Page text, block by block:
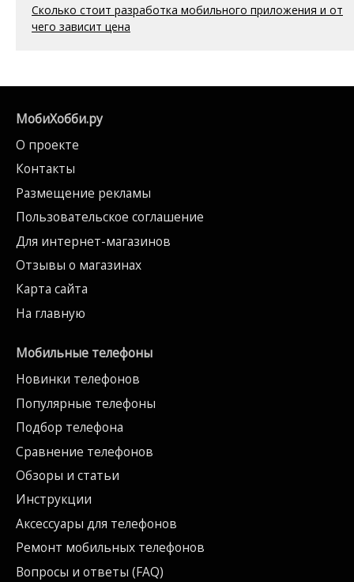
Сколько стоит разработка мобильного приложения и от
чего зависит цена
МобиХобби.ру
О проекте
Контакты
Размещение рекламы
Пользовательское соглашение
Для интернет-магазинов
Отзывы о магазинах
Карта сайта
На главную
Мобильные телефоны
Новинки телефонов
Популярные телефоны
Подбор телефона
Сравнение телефонов
Обзоры и статьи
Инструкции
Аксессуары для телефонов
Ремонт мобильных телефонов
Вопросы и ответы (FAQ)